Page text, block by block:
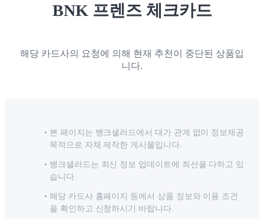
BNK 프렌즈 체크카드
해당 카드사의 요청에 의해 현재 추천이 중단된 상품입
니다.
본 페이지는 뱅크샐러드에서 대가 관계 없이 정보제공
목적으로 자체 제작한 게시물입니다.
뱅크샐러드는 최신 정보 업데이트에 최선을 다하고 있
습니다.
해당 카드사 홈페이지 등에서 상품 정보와 이용 조건
을 확인하고 신청하시기 바랍니다.